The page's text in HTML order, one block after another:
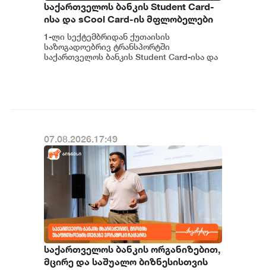
საქართველოს ბანკის Student Card-
ისა და sCool Card-ის მფლობელები
ქუთაისში ტრანსპორტზე
შეღავათიანი ტარიფით
ისარგებლებენ
1-ლი სექტემბრიდან ქუთაისის
საზოგადოებრივ ტრანსპორტში
საქართველოს ბანკის Student Card-ისა და
07.08.2026.17:49
საქართველოს ბანკის ორგანიზებით,
მცირე და საშუალო ბიზნესისთვის